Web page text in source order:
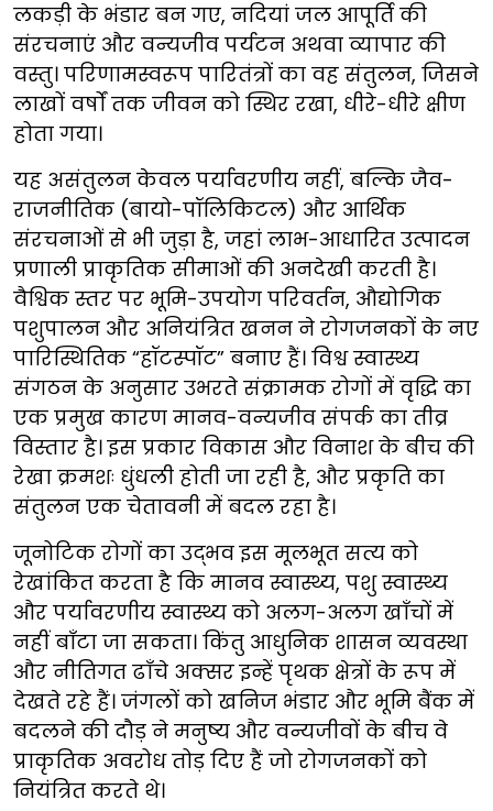
लकड़ी के भंडार बन गए, नदियां जल आपूर्ति की
संरचनाएं और वन्यजीव पर्यटन अथवा व्यापार की
वस्तु। परिणामस्वरूप पारितंत्रों का वह संतुलन, जिसने
लाखों वर्षों तक जीवन को स्थिर रखा, धीरे-धीरे क्षीण
होता गया।
यह असंतुलन केवल पर्यावरणीय नहीं, बल्कि जैव-
राजनीतिक (बायो-पॉलिकिटल) और आर्थिक
संरचनाओं से भी जुड़ा है, जहां लाभ-आधारित उत्पादन
प्रणाली प्राकृतिक सीमाओं की अनदेखी करती है।
वैश्विक स्तर पर भूमि-उपयोग परिवर्तन, औद्योगिक
पशुपालन और अनियंत्रित खनन ने रोगजनकों के नए
पारिस्थितिक “हॉटस्पॉट” बनाए हैं। विश्व स्वास्थ्य
संगठन के अनुसार उभरते संक्रामक रोगों में वृद्धि का
एक प्रमुख कारण मानव-वन्यजीव संपर्क का तीव्र
विस्तार है। इस प्रकार विकास और विनाश के बीच की
रेखा क्रमशः धुंधली होती जा रही है, और प्रकृति का
संतुलन एक चेतावनी में बदल रहा है।
जूनोटिक रोगों का उद्भव इस मूलभूत सत्य को
रेखांकित करता है कि मानव स्वास्थ्य, पशु स्वास्थ्य
और पर्यावरणीय स्वास्थ्य को अलग-अलग खाँचों में
नहीं बाँटा जा सकता। किंतु आधुनिक शासन व्यवस्था
और नीतिगत ढाँचे अक्सर इन्हें पृथक क्षेत्रों के रूप में
देखते रहे हैं। जंगलों को खनिज भंडार और भूमि बैंक में
बदलने की दौड़ ने मनुष्य और वन्यजीवों के बीच वे
प्राकृतिक अवरोध तोड़ दिए हैं जो रोगजनकों को
नियंत्रित करते थे।